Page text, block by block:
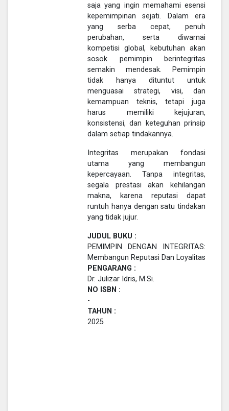
saja yang ingin memahami esensi
kepemimpinan sejati. Dalam era
yang serba cepat, penuh
perubahan, serta diwarnai
kompetisi global, kebutuhan akan
sosok pemimpin berintegritas
semakin mendesak. Pemimpin
tidak hanya dituntut untuk
menguasai strategi, visi, dan
kemampuan teknis, tetapi juga
harus memiliki kejujuran,
konsistensi, dan keteguhan prinsip
dalam setiap tindakannya.
Integritas merupakan fondasi
utama yang membangun
kepercayaan. Tanpa integritas,
segala prestasi akan kehilangan
makna, karena reputasi dapat
runtuh hanya dengan satu tindakan
yang tidak jujur.
JUDUL BUKU :
PEMIMPIN DENGAN INTEGRITAS:
Membangun Reputasi Dan Loyalitas
PENGARANG :
Dr. Julizar Idris, M.Si.
NO ISBN :
-
TAHUN :
2025